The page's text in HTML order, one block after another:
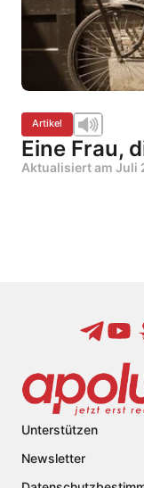
Artikel
Eine Frau,
Aktualisiert am Juli
Unterstützen
Newsletter